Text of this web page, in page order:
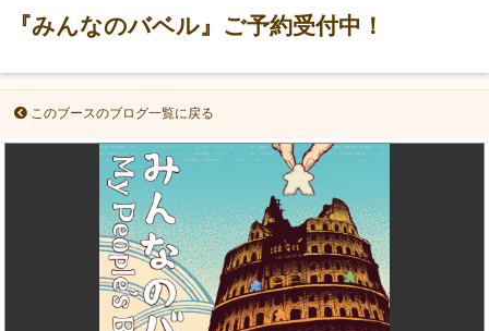
『みんなのバベル』ご予約受付中！
このブースのブログ一覧に戻る